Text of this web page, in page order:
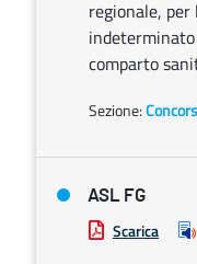
regionale,
comparto
Sezione:
ASL FG
Scarica